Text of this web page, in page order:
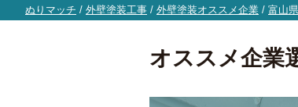
ぬりマッチ / 外壁塗装工事 / 外壁塗装オススメ企業 / 富山
オススメ企業